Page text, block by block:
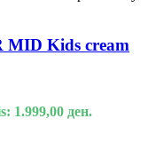
Kids cream
1.999,00 ден.